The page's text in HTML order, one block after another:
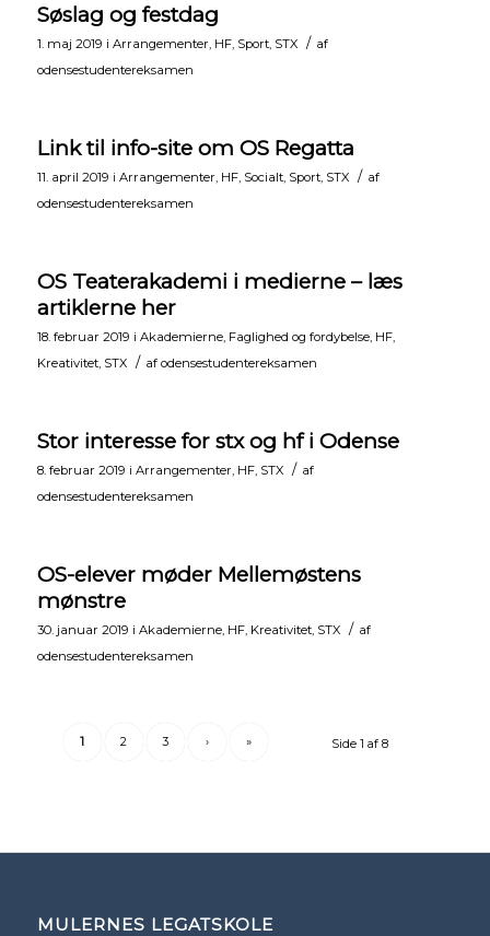
Søslag og festdag
1. maj 2019 i Arrangementer, HF, Sport, STX / af
odensestudentereksamen
Link til info-site om OS Regatta
11. april 2019 i Arrangementer, HF, Socialt, Sport, STX / af
odensestudentereksamen
OS Teaterakademi i medierne – læs
artiklerne her
18. februar 2019 i Akademierne, Faglighed og fordybelse, HF,
Kreativitet, STX / af odensestudentereksamen
Stor interesse for stx og hf i Odense
8. februar 2019 i Arrangementer, HF, STX / af
odensestudentereksamen
OS-elever møder Mellemøstens
mønstre
30. januar 2019 i Akademierne, HF, Kreativitet, STX / af
odensestudentereksamen
Side 1 af 8
1 2 3 › »
MULERNES LEGATSKOLE